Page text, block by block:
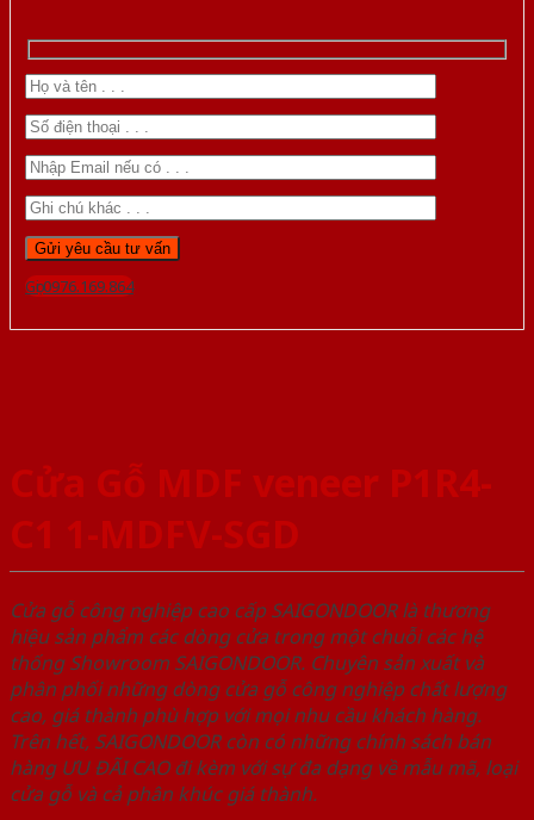
Gọi 0976.169.864
Cửa Gỗ MDF veneer P1R4-
C1 1-MDFV-SGD
Cửa gỗ công nghiệp cao cấp SAIGONDOOR là thương
hiệu sản phẩm các dòng cửa trong một chuỗi các hệ
thống Showroom SAIGONDOOR. Chuyên sản xuất và
phân phối những dòng cửa gỗ công nghiệp chất lượng
cao, giá thành phù hợp với mọi nhu cầu khách hàng.
Trên hết, SAIGONDOOR còn có những chính sách bán
hàng ƯU ĐÃI CAO đi kèm với sự đa dạng về mẫu mã, loại
cửa gỗ và cả phân khúc giá thành.